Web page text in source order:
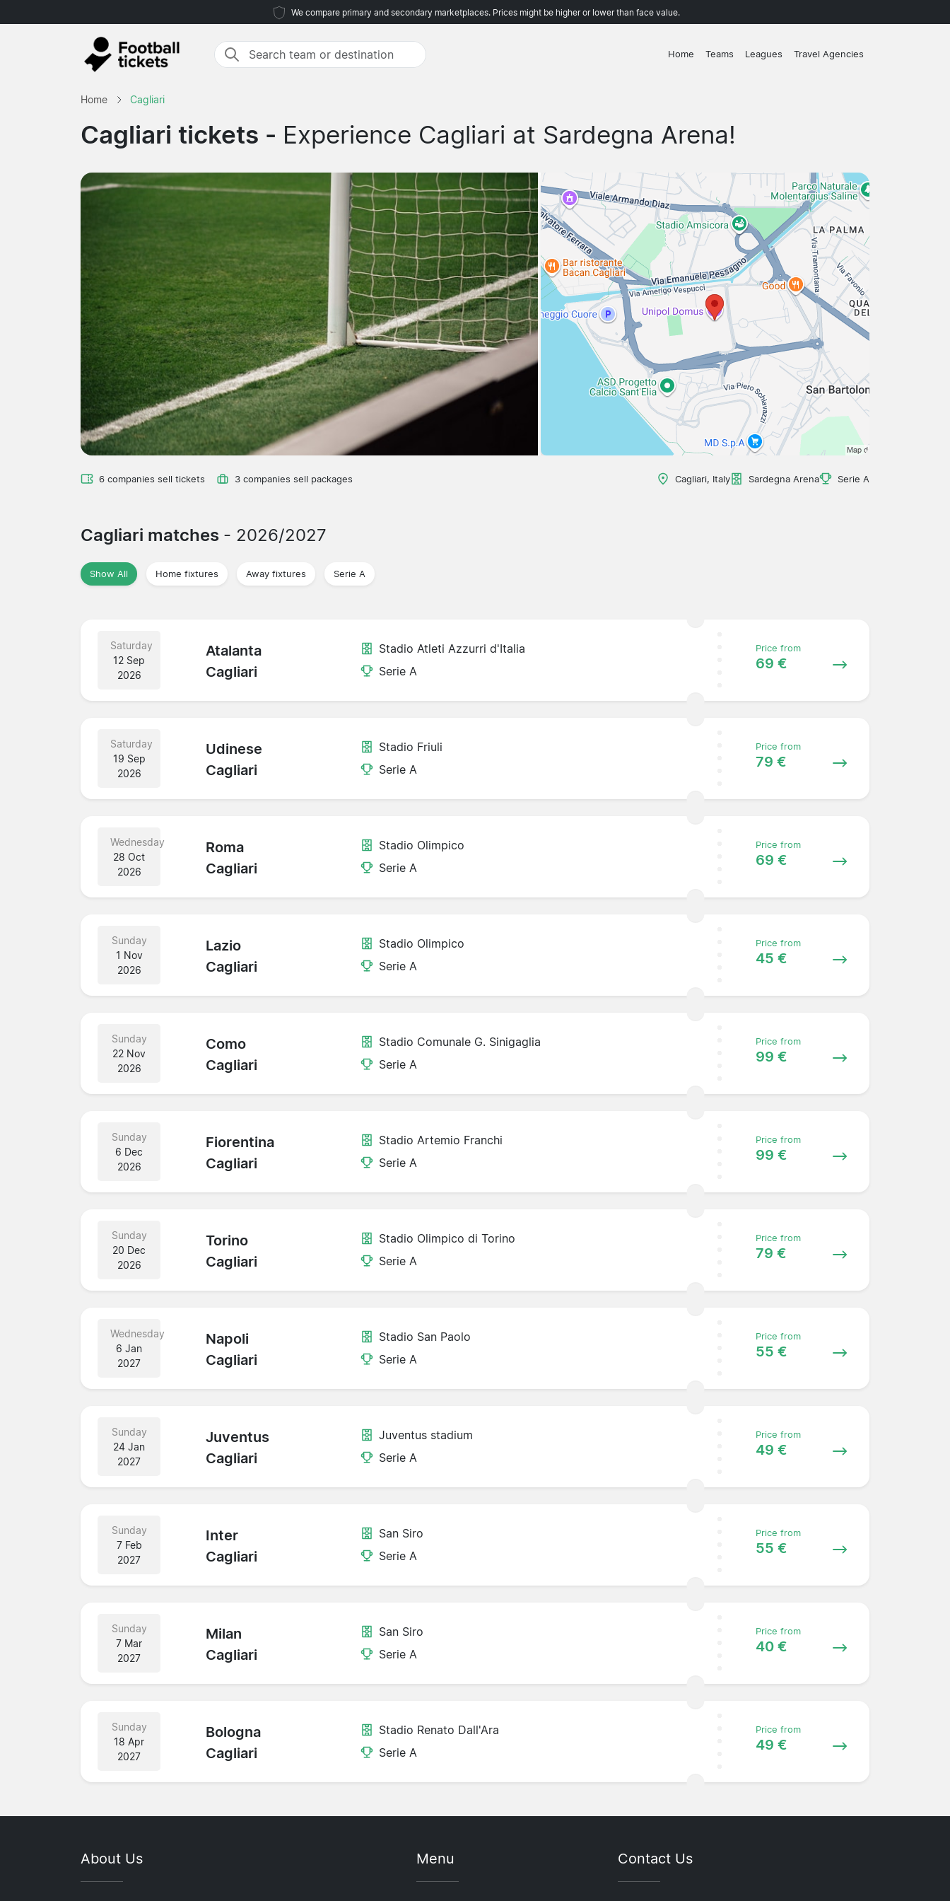
We compare primary and secondary marketplaces. Prices might be higher or lower than face value.
Home Teams Leagues Travel Agencies
Home Cagliari
Cagliari tickets - Experience Cagliari at Sardegna Arena!
6 companies sell tickets 3 companies sell packages Cagliari, Italy Sardegna Arena Serie A
Cagliari matches - 2026/2027
Show All Home fixtures Away fixtures Serie A
Saturday
12 Sep
2026
Atalanta
Cagliari
Stadio Atleti Azzurri d'Italia
Serie A
Price from
69 €
Saturday
19 Sep
2026
Udinese
Cagliari
Stadio Friuli
Serie A
Price from
79 €
Wednesday
28 Oct
2026
Roma
Cagliari
Stadio Olimpico
Serie A
Price from
69 €
Sunday
1 Nov
2026
Lazio
Cagliari
Stadio Olimpico
Serie A
Price from
45 €
Sunday
22 Nov
2026
Como
Cagliari
Stadio Comunale G. Sinigaglia
Serie A
Price from
99 €
Sunday
6 Dec
2026
Fiorentina
Cagliari
Stadio Artemio Franchi
Serie A
Price from
99 €
Sunday
20 Dec
2026
Torino
Cagliari
Stadio Olimpico di Torino
Serie A
Price from
79 €
Wednesday
6 Jan
2027
Napoli
Cagliari
Stadio San Paolo
Serie A
Price from
55 €
Sunday
24 Jan
2027
Juventus
Cagliari
Juventus stadium
Serie A
Price from
49 €
Sunday
7 Feb
2027
Inter
Cagliari
San Siro
Serie A
Price from
55 €
Sunday
7 Mar
2027
Milan
Cagliari
San Siro
Serie A
Price from
40 €
Sunday
18 Apr
2027
Bologna
Cagliari
Stadio Renato Dall'Ara
Serie A
Price from
49 €
About Us Menu Contact Us